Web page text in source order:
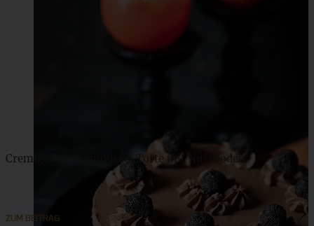
Cremige Schokomousse-Torte mit Nussboden
ZUM BEITRAG